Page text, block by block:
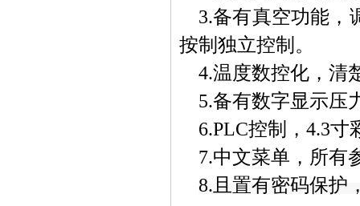
3.备有真空功能，
按制独立控制。
4.温度数控化，清
5.备有数字显示压
6.PLC控制，4.3寸
7.中文菜单，所有
8. 且置有密码保护